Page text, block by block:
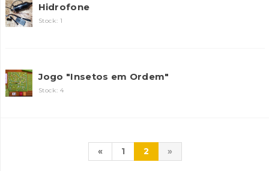
Hidrofone
Stock: 1
Jogo "Insetos em Ordem"
Stock: 4
« 1 2 »